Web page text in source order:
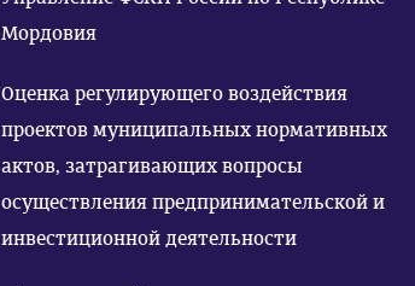
Мордовия
Оценка регулирующего воздействия
проектов муниципальных нормативных
актов, затрагивающих вопросы
осуществления предпринимательской и
инвестиционной деятельности